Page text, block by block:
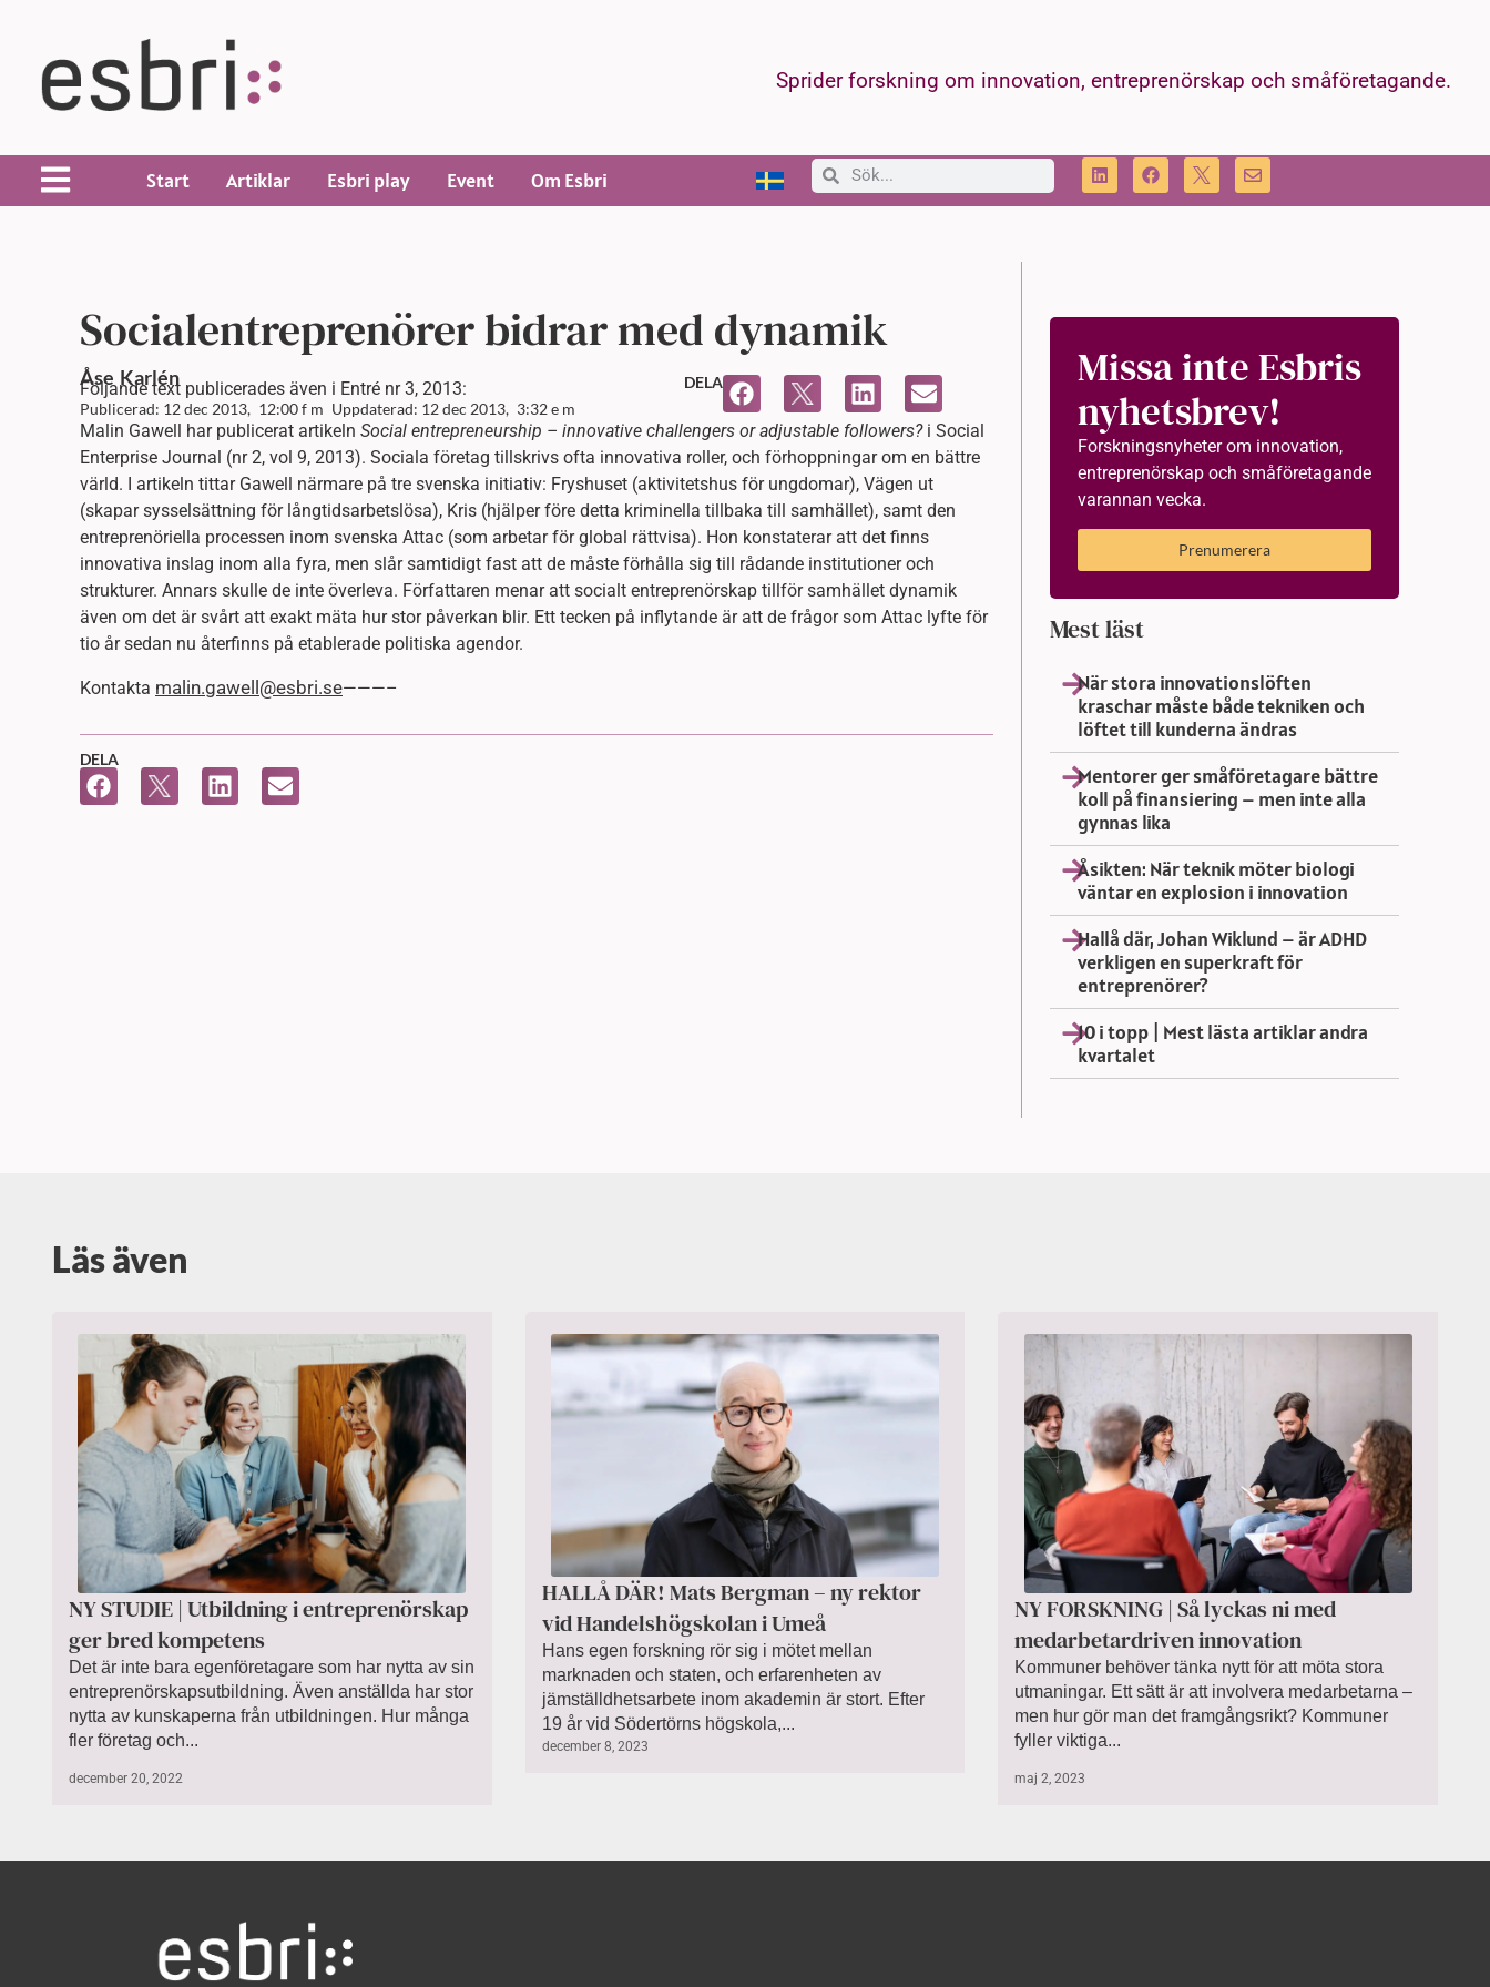
Sprider forskning om innovation, entreprenörskap och småföretagande.
Start Artiklar Esbri play Event Om Esbri
Socialentreprenörer bidrar med dynamik
Åse Karlén
Publicerad: 12 dec 2013, 12:00 f m Uppdaterad: 12 dec 2013, 3:32 e m
DELA
Följande text publicerades även i Entré nr 3, 2013:
Malin Gawell har publicerat artikeln Social entrepreneurship – innovative challengers or adjustable followers?i Social
Enterprise Journal (nr 2, vol 9, 2013). Sociala företag tillskrivs ofta innovativa roller, och förhoppningar om en bättre
värld. I artikeln tittar Gawell närmare på tre svenska initiativ: Fryshuset (aktivitetshus för ungdomar), Vägen ut
(skapar sysselsättning för långtidsarbetslösa), Kris (hjälper före detta kriminella tillbaka till samhället), samt den
entreprenöriella processen inom svenska Attac (som arbetar för global rättvisa). Hon konstaterar att det finns
innovativa inslag inom alla fyra, men slår samtidigt fast att de måste förhålla sig till rådande institutioner och
strukturer. Annars skulle de inte överleva. Författaren menar att socialt entreprenörskap tillför samhället dynamik
även om det är svårt att exakt mäta hur stor påverkan blir. Ett tecken på inflytande är att de frågor som Attac lyfte för
tio år sedan nu återfinns på etablerade politiska agendor.
Kontakta malin.gawell@esbri.se———–
DELA
Missa inte Esbris
nyhetsbrev!
Forskningsnyheter om innovation,
entreprenörskap och småföretagande
varannan vecka.
Prenumerera
Mest läst
När stora innovationslöften
kraschar måste både tekniken och
löftet till kunderna ändras
Mentorer ger småföretagare bättre
koll på finansiering – men inte alla
gynnas lika
Åsikten: När teknik möter biologi
väntar en explosion i innovation
Hallå där, Johan Wiklund – är ADHD
verkligen en superkraft för
entreprenörer?
10 i topp | Mest lästa artiklar andra
kvartalet
Läs även
NY STUDIE | Utbildning i entreprenörskap
ger bred kompetens
Det är inte bara egenföretagare som har nytta av sin
entreprenörskapsutbildning. Även anställda har stor
nytta av kunskaperna från utbildningen. Hur många
fler företag och...
december 20, 2022
HALLÅ DÄR! Mats Bergman – ny rektor
vid Handelshögskolan i Umeå
Hans egen forskning rör sig i mötet mellan
marknaden och staten, och erfarenheten av
jämställdhetsarbete inom akademin är stort. Efter
19 år vid Södertörns högskola,...
december 8, 2023
NY FORSKNING | Så lyckas ni med
medarbetardriven innovation
Kommuner behöver tänka nytt för att möta stora
utmaningar. Ett sätt är att involvera medarbetarna –
men hur gör man det framgångsrikt? Kommuner
fyller viktiga...
maj 2, 2023